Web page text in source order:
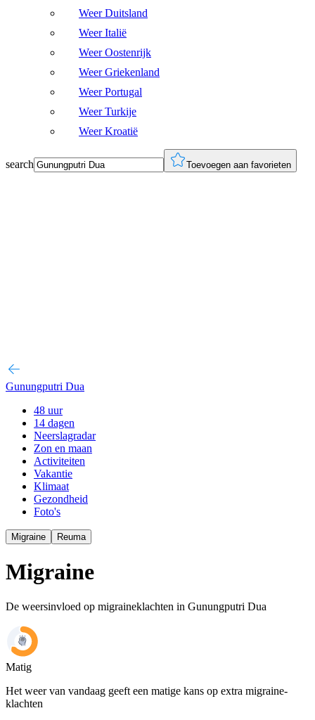
Weer Duitsland
Weer Italië
Weer Oostenrijk
Weer Griekenland
Weer Portugal
Weer Turkije
Weer Kroatië
search Toevoegen aan favorieten
Gunungputri Dua
48 uur
14 dagen
Neerslagradar
Zon en maan
Activiteiten
Vakantie
Klimaat
Gezondheid
Foto's
Migraine Reuma
Migraine
De weersinvloed op migraineklachten in Gunungputri Dua
Matig
Het weer van vandaag geeft een matige kans op extra migraine-
klachten